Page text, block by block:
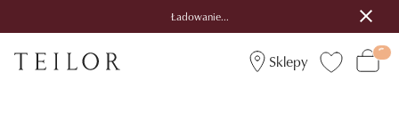
Ładowanie...
Sklepy